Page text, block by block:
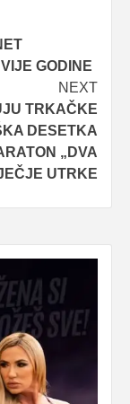
GODINE
NEXT
TRKAČKE
DESETKA
„DVA
UTRKE